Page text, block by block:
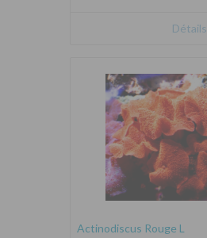
Détails
Actinodiscus Rouge L